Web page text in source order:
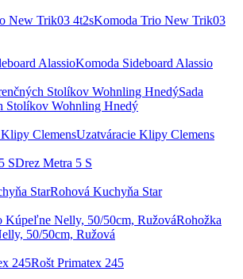
Komoda Trio New Trik03
Komoda Sideboard Alassio
Sada
Stolíkov Wohnling Hnedý
Uzatváracie Klipy Clemens
Drez Metra 5 S
Rohová Kuchyňa Star
Rohožka
50/50cm, Ružová
Rošt Primatex 245